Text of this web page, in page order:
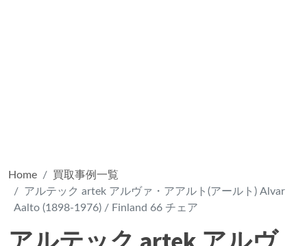
Home
買取事例一覧
アルテック artek アルヴァ・アアルト(アールト) Alvar
Aalto (1898-1976) / Finland 66 チェア